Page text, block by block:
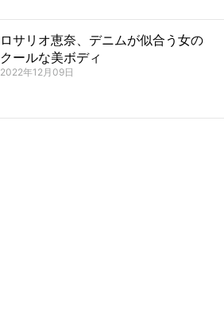
ロサリオ恵奈、デニムが似合う女の
クールな美ボディ
2022年12月09日